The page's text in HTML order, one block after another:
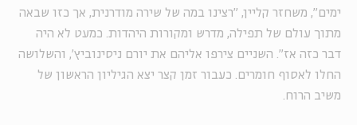
ימים", משחזר קליין, "רצינו במה של שירה מודרנית, אך כזו שבאה
מתוך עולם של תפילה, מדרש ומקורות היהדות. כמעט לא היה
דבר כזה אז". השניים צירפו אליהם את יורם ניסינוביץ', והשלושה
החלו לאסוף חומרים. כעבור זמן קצר יצא הגיליון הראשון של
משיב הרוח.